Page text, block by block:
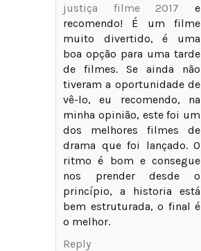
justiça filme 2017 e
recomendo! É um filme
muito divertido, é uma
boa opção para uma tarde
de filmes. Se ainda não
tiveram a oportunidade de
vê-lo, eu recomendo, na
minha opinião, este foi um
dos melhores filmes de
drama que foi lançado. O
ritmo é bom e consegue
nos prender desde o
princípio, a historia está
bem estruturada, o final é
o melhor.
Reply